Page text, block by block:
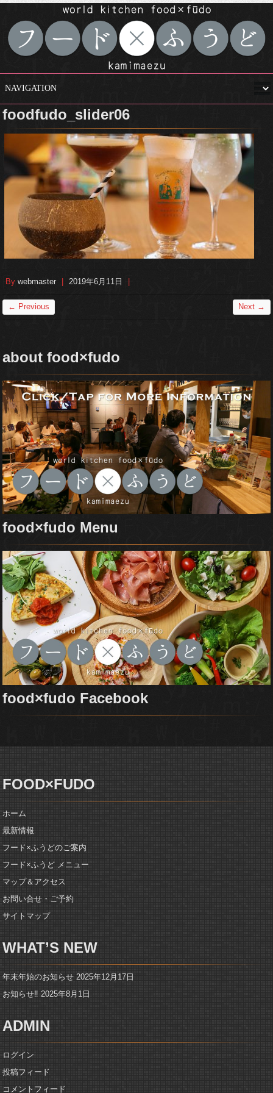
foodfudo_slider06
Bywebmaster | 2019年6月11日 |
← Previous Next →
about food×fudo
food×fudo Menu
food×fudo Facebook
FOOD×FUDO
ホーム
最新情報
フード×ふうどのご案内
フード×ふうど メニュー
マップ＆アクセス
お問い合せ・ご予約
サイトマップ
WHAT’S NEW
年末年始のお知らせ 2025年12月17日
お知らせ‼️ 2025年8月1日
ADMIN
ログイン
投稿フィード
コメントフィード